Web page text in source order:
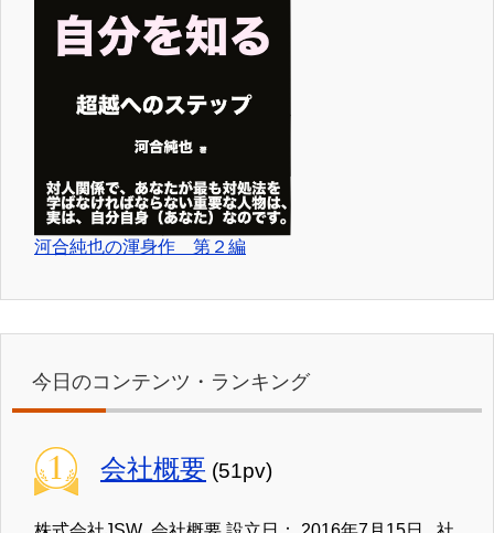
河合純也の渾身作 第２編
今日のコンテンツ・ランキング
会社概要 (51pv)